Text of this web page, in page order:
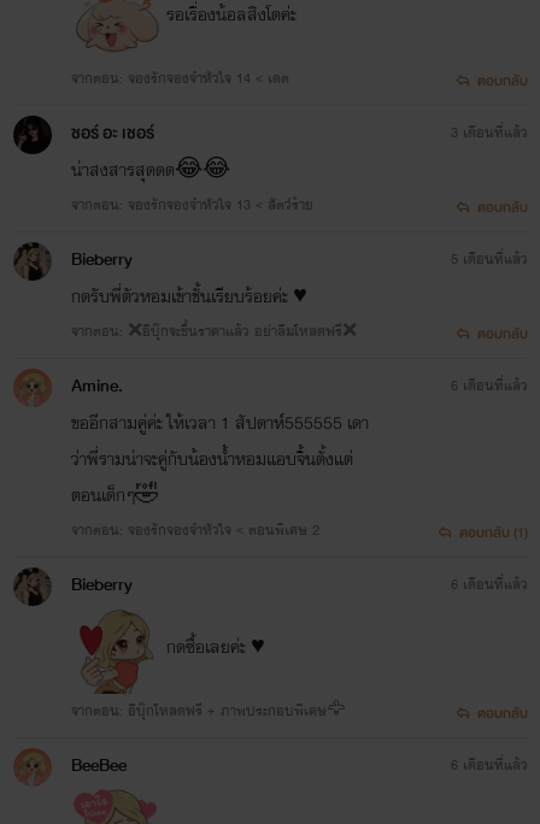
รอเรื่องน้อลสิงโตค่ะ
จากตอน: จองรักจองจำหัวใจ 14 < เดต ตอบกลับ
ชอร์ อะ เชอร์
น่าสงสารสุดดด😂😂
จากตอน: จองรักจองจำหัวใจ 13 < สัตว์ร้าย
3 เดือนที่แล้ว
ตอบกลับ
Bieberry
กดรับพี่ตัวหอมเข้าชั้นเรียบร้อยค่ะ ♥️
จากตอน: ❌อีบุ๊กจะขึ้นราคาแล้ว อย่าลืมโหลดฟรี❌
5 เดือนที่แล้ว
ตอบกลับ
Amine.
ขออีกสามคู่ค่ะ ให้เวลา 1 สัปดาห์555555 เดา
ว่าพี่รามน่าจะคู่กับน้องน้ำหอมแอบจิ้นตั้งแต่
ตอนเด็กๆ🤣
จากตอน: จองรักจองจำหัวใจ < ตอนพิเศษ 2
6 เดือนที่แล้ว
ตอบกลับ (1)
Bieberry
กดซื้อเลยค่ะ ♥️
จากตอน: อีบุ๊กโหลดฟรี + ภาพประกอบพิเศษ🦅
6 เดือนที่แล้ว
ตอบกลับ
BeeBee 6 เดือนที่แล้ว